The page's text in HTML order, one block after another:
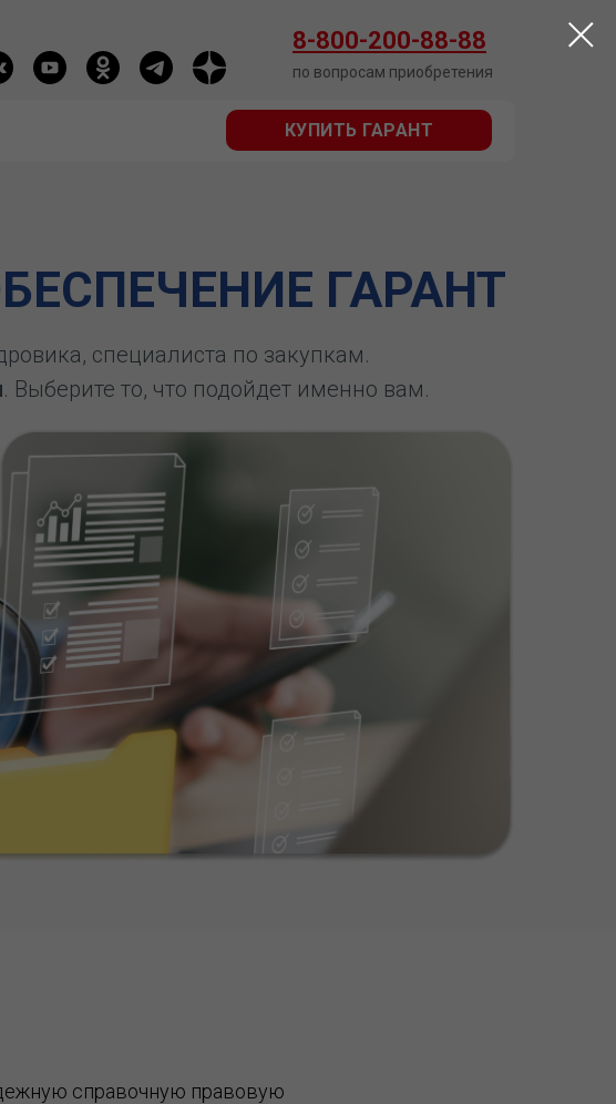
8-800-200-88-88
по вопросам приобретения
КУПИТЬ ГАРАНТ
КУПИТЬ ГАРАНТ
ГАРАНТ
специалиста по закупкам.
. Выберите то, что подойдет именно вам.
справочную правовую